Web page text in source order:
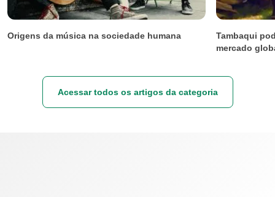
Origens da música na sociedade humana
Tambaqui
mercado
Acessar todos os artigos da categoria